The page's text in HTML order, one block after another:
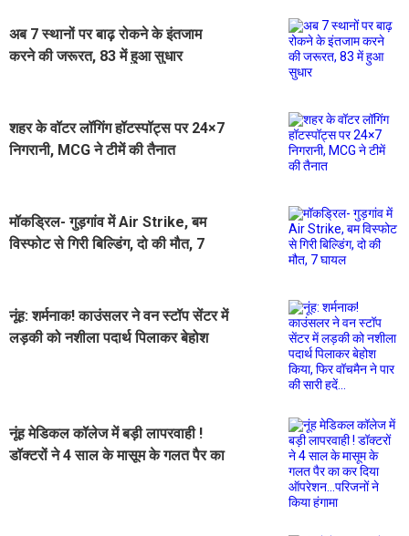
अब 7 स्थानों पर बाढ़ रोकने के इंतजाम
करने की जरूरत, 83 में हुआ सुधार
शहर के वॉटर लॉगिंग हॉटस्पॉट्स पर 24×7
निगरानी, MCG ने टीमें की तैनात
मॉकड्रिल- गुड़गांव में Air Strike, बम
विस्फोट से गिरी बिल्डिंग, दो की मौत, 7
नूंह: शर्मनाक! काउंसलर ने वन स्टॉप सेंटर में
लड़की को नशीला पदार्थ पिलाकर बेहोश
नूंह मेडिकल कॉलेज में बड़ी लापरवाही !
डॉक्टरों ने 4 साल के मासूम के गलत पैर का